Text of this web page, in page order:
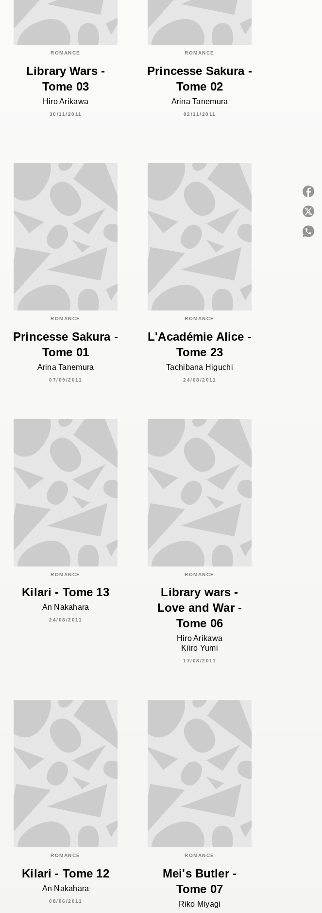
ROMANCE
Library Wars -
Tome 03
Hiro Arikawa
30/11/2011
ROMANCE
Princesse Sakura -
Tome 02
Arina Tanemura
02/11/2011
ROMANCE
Princesse Sakura -
Tome 01
Arina Tanemura
07/09/2011
ROMANCE
L'Académie Alice -
Tome 23
Tachibana Higuchi
24/08/2011
ROMANCE
Kilari - Tome 13
An Nakahara
24/08/2011
ROMANCE
Library wars -
Love and War -
Tome 06
Hiro Arikawa
Kiiro Yumi
17/08/2011
ROMANCE
Kilari - Tome 12
An Nakahara
08/06/2011
ROMANCE
Mei's Butler -
Tome 07
Riko Miyagi